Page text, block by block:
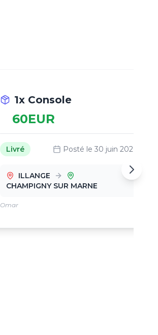
1x Console
60EUR
Livré Posté le 30 juin 2026
ILLANGE
CHAMPIGNY SUR MARNE
Omar